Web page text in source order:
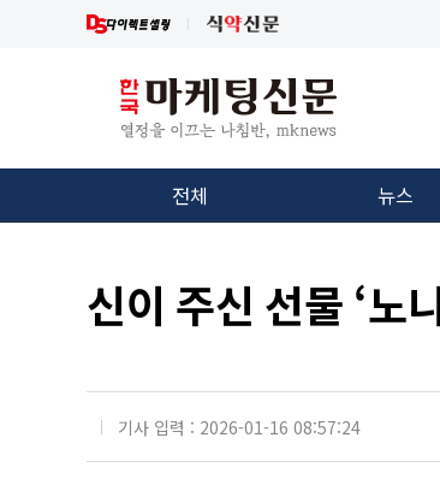
전체 뉴스
신이 주신 선물 ‘노
기사 입력 : 2026-01-16 08:57:24